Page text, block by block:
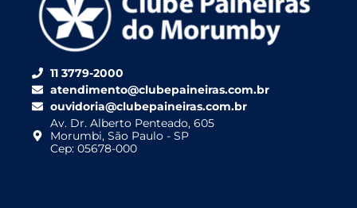
11 3779-2000
atendimento@clubepaineiras.com.br
ouvidoria@clubepaineiras.com.br
Av. Dr. Alberto Penteado, 605
Morumbi, São Paulo - SP
Cep: 05678-000